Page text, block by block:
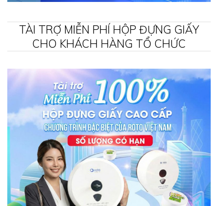
TÀI TRỢ MIỄN PHÍ HỘP ĐỰNG GIẤY
CHO KHÁCH HÀNG TỔ CHỨC